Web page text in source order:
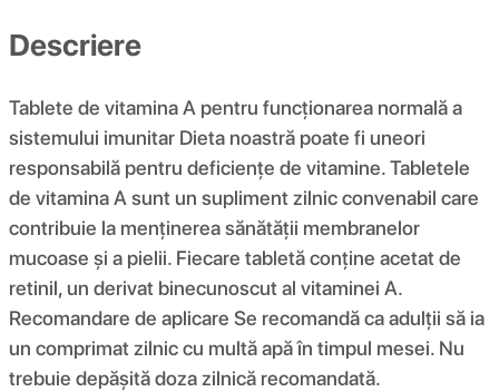
Descriere
Tablete de vitamina A pentru funcționarea normală a
sistemului imunitar Dieta noastră poate fi uneori
responsabilă pentru deficiențe de vitamine. Tabletele
de vitamina A sunt un supliment zilnic convenabil care
contribuie la menținerea sănătății membranelor
mucoase și a pielii. Fiecare tabletă conține acetat de
retinil, un derivat binecunoscut al vitaminei A.
Recomandare de aplicare Se recomandă ca adulții să ia
un comprimat zilnic cu multă apă în timpul mesei. Nu
trebuie depășită doza zilnică recomandată.